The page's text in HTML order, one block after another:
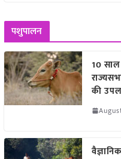
पशुपालन
10
की